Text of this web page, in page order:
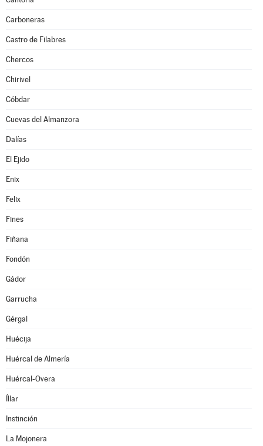
Carboneras
Castro de Filabres
Chercos
Chirivel
Cóbdar
Cuevas del Almanzora
Dalías
El Ejido
Enix
Felix
Fines
Fiñana
Fondón
Gádor
Garrucha
Gérgal
Huécija
Huércal de Almería
Huércal-Overa
Íllar
Instinción
La Mojonera